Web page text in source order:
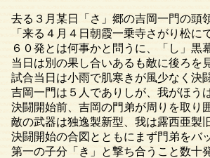
去る３月某日「さ」郷の吉岡一門の頭
「来る４月４日朝霞一乗寺さがり松
６０発とは何事かと問うに、「し」
当日は別の果し合いあるも敵に後ろを
試合当日は小雨で肌寒きが風少なく決
吉岡一門は５人でありしが、我がほう
決闘開始前、吉岡の門弟が周りを取り
敵の武器は独逸製新型、我は露西亜製
決闘開始の合図とともにまず門弟をバ
第一の子分「き」と撃ち合うこと数十